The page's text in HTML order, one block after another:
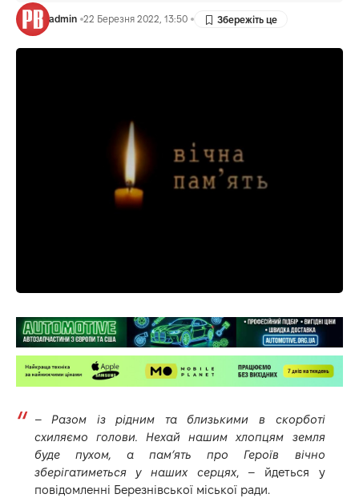
admin 22 Березня 2022, 13:50
– Разом із рідним та близькими в скорботі
схиляємо голови. Нехай нашим хлопцям земля
буде пухом, а пам’ять про Героїв вічно
зберігатиметься у наших серцях, – йдеться у
повідомленні Березнівської міської ради.